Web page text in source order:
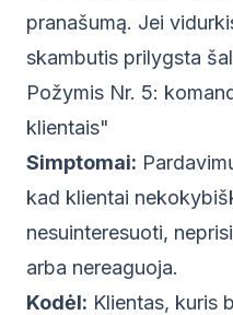
pranašumą. Jei
skambutis prilygsta
Požymis Nr. 5:
klientais"
Simptomai:
kad klientai
nesuinteresuoti,
arba nereaguoja.
Kodėl: Klientas, kuris